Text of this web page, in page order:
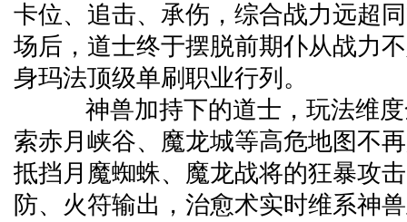
卡位、追击、承伤，综合战力远超
场后，道士终于摆脱前期仆从战力
身玛法顶级单刷职业行列。
神兽加持下的道士，玩法维度
索赤月峡谷、魔龙城等高危地图不
抵挡月魔蜘蛛、魔龙战将的狂暴攻
防、火符输出，治愈术实时维系神